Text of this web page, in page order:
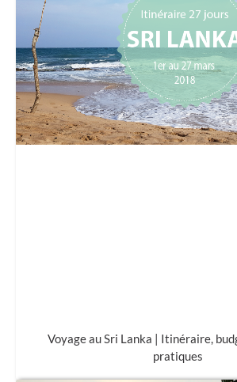
Voyage au Sri Lanka | Itinéraire,
pratiques